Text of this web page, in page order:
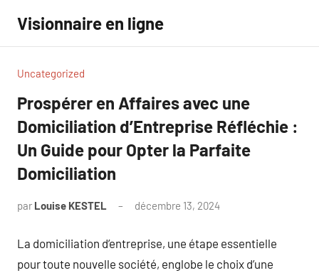
contenu
Visionnaire en ligne
Uncategorized
Prospérer en Affaires avec une
Domiciliation d’Entreprise Réfléchie :
Un Guide pour Opter la Parfaite
Domiciliation
par Louise KESTEL décembre 13, 2024
La domiciliation d’entreprise, une étape essentielle
pour toute nouvelle société, englobe le choix d’une